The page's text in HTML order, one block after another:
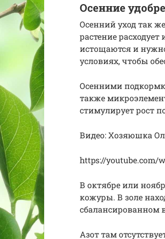
Осенние
Осенний уход так
растение
истощаются и
условиях, чтобы
Осенними
также
стимулирует рост
Видео: Хозяюшка
https://youtube.com/
В октябре или
кожуры. В золе
сбалансированном
Азот там